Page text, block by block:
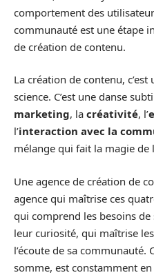
comportement des
communauté est une étape
de création de contenu.
La création de contenu, c’est
science. C’est une danse
marketing, la créativité, l’
l’interaction avec la
mélange qui fait la magie de
Une agence de création de
agence qui maîtrise ces
qui comprend les besoins
leur curiosité, qui maîtrise
l’écoute de sa communauté.
somme, est constamment en